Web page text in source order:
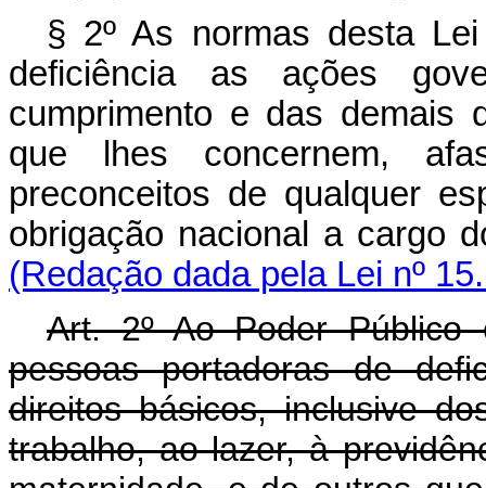
§ 2º As normas desta
deficiência as ações
cumprimento e das demais
que lhes concernem,
preconceitos de qualquer
obrigação nacional a
(Redação dada pela Lei nº
Art. 2º Ao Poder
pessoas portadoras de
direitos básicos, inclusive
trabalho, ao lazer, à